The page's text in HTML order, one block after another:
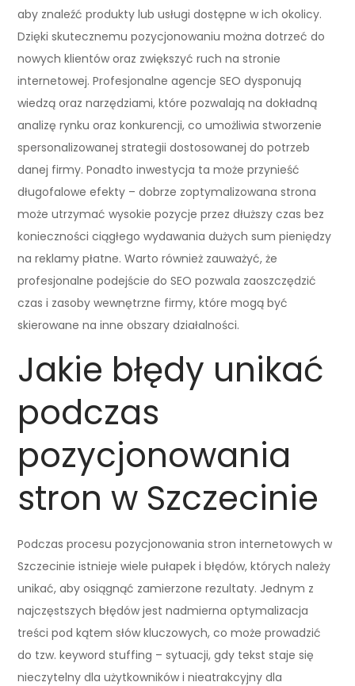
aby znaleźć produkty lub usługi dostępne w ich okolicy.
Dzięki skutecznemu pozycjonowaniu można dotrzeć do
nowych klientów oraz zwiększyć ruch na stronie
internetowej. Profesjonalne agencje SEO dysponują
wiedzą oraz narzędziami, które pozwalają na dokładną
analizę rynku oraz konkurencji, co umożliwia stworzenie
spersonalizowanej strategii dostosowanej do potrzeb
danej firmy. Ponadto inwestycja ta może przynieść
długofalowe efekty – dobrze zoptymalizowana strona
może utrzymać wysokie pozycje przez dłuższy czas bez
konieczności ciągłego wydawania dużych sum pieniędzy
na reklamy płatne. Warto również zauważyć, że
profesjonalne podejście do SEO pozwala zaoszczędzić
czas i zasoby wewnętrzne firmy, które mogą być
skierowane na inne obszary działalności.
Jakie błędy unikać
podczas
pozycjonowania
stron w Szczecinie
Podczas procesu pozycjonowania stron internetowych w
Szczecinie istnieje wiele pułapek i błędów, których należy
unikać, aby osiągnąć zamierzone rezultaty. Jednym z
najczęstszych błędów jest nadmierna optymalizacja
treści pod kątem słów kluczowych, co może prowadzić
do tzw. keyword stuffing – sytuacji, gdy tekst staje się
nieczytelny dla użytkowników i nieatrakcyjny dla